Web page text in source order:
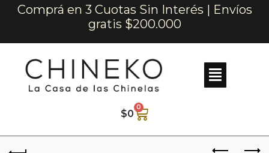
Comprá en 3 Cuotas Sin Interés | Envíos
gratis $200.000
$0
0